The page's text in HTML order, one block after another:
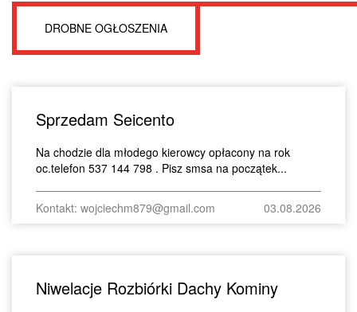
DROBNE OGŁOSZENIA
Sprzedam Seicento
Na chodzie dla młodego kierowcy opłacony na rok
oc.telefon 537 144 798 . Pisz smsa na początek...
Kontakt: wojciechm879@gmail.com 03.08.2026
Niwelacje Rozbiórki Dachy Kominy